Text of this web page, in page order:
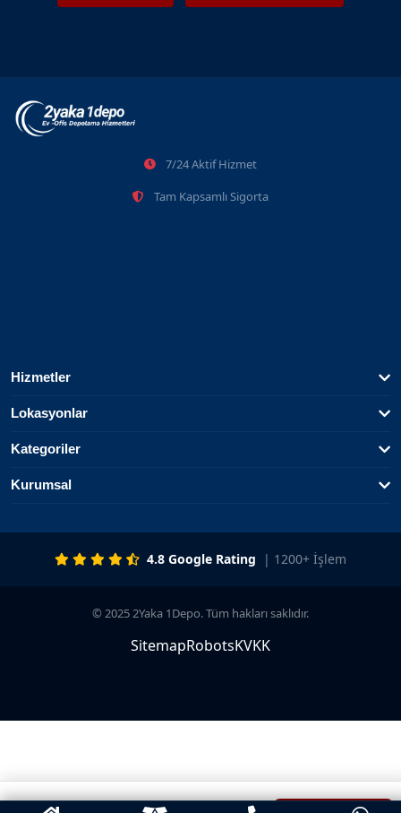
SON TEKLIF
7/24 Aktif Hizmet
Tam Kapsamlı Sigorta
Hizmetler
Lokasyonlar
Kategoriler
Kurumsal
4.8 Google Rating | 1200+ İşlem
© 2025 2Yaka 1Depo. Tüm hakları saklıdır.
SitemapRobotsKVKK